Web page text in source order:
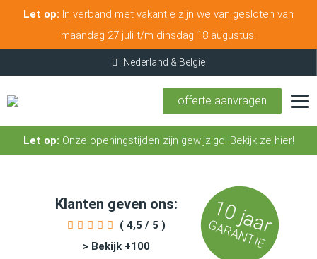
Let op: In verband met vakantie zijn we van gesloten van
maandag 27 juli t/m dinsdag 18 augustus.
offerte aanvragen
Let op: Onze openingstijden zijn gewijzigd. Bekijk ze hier!
Klanten geven ons:
( 4,5 / 5 )
> Bekijk +100
10 jaar
GARANTIE